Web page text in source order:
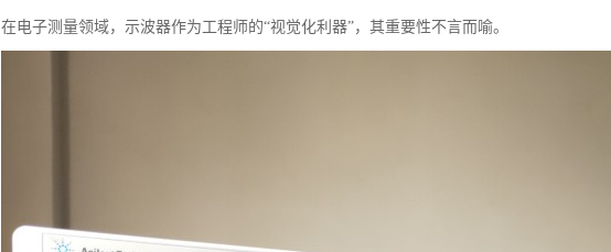
在电子测量领域，示波器作为工程师的“视觉化利器”，其重要性不言而喻。